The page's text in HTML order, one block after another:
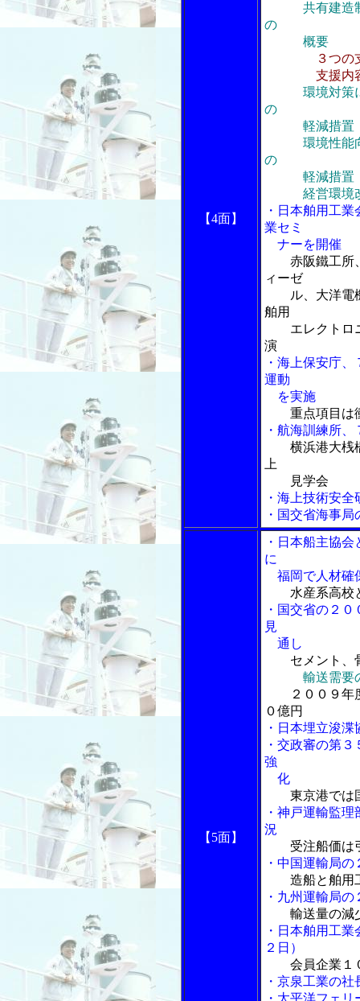
【4面】
共有建造
の
概要
３つの
支援内
環境対策
の
軽減措置
環境性能向
の
軽減措置
経営環境改
・日本舶用工
業セミ
ナーを開催
赤阪鐵工所
ィーゼ
ル、大洋電機
舶用
エレクトロニ
演
・海上保安庁
運動
を実施
重点項目は
・航海訓練所
横浜港大桟
上
見学会
・海上技術安
・国交省海事
【5面】
・日本船主協
に
福岡で人材確
水産系高校
・国交省の２
見
通し
セメント、
輸送需要
２００９
０億円
・日本埋立浚
・交政審の第
強
化
東京港では
・神戸運輸監
況
受注船価は
・中国運輸局
造船と舶用
・九州運輸局
輸送量の減
・日本舶用工
２日）
会員企業１
・京泉工業の
・太平洋フェ